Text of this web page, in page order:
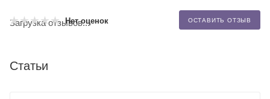
Нет оценок ОСТАВИТЬ ОТЗЫВ
Загрузка отзывов...
Статьи